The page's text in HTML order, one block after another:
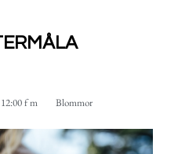
12:00 f m Blommor